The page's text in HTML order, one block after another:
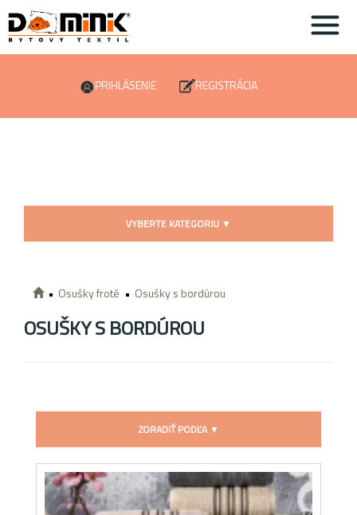
PRIHLÁSENIE REGISTRÁCIA
VYBERTE KATEGORIU ▼
Osušky froté Osušky s bordúrou
OSUŠKY S BORDÚROU
ZORADIŤ PODĽA ▼